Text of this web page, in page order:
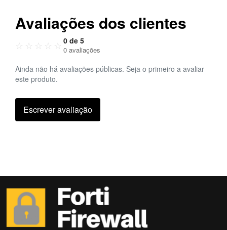
Avaliações dos clientes
☆ ☆ ☆ ☆ ☆ 0 de 5
0 avaliações
Ainda não há avaliações públicas. Seja o primeiro a avaliar
este produto.
Escrever avaliação